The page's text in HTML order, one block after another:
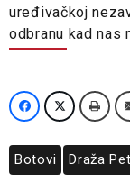
uređivačkoj
odbranu kad nas
Botovi Draža